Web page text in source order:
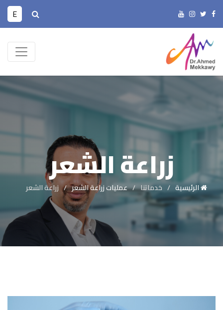
E
زراعة الشعر
الرئيسية خدماتنا عمليات زراعة الشعر زراعة الشعر